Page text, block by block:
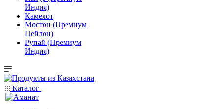
Индия)
Камелот
Мостон (Премиум
Цейлон)
Рупай (Премиум
Индия)
Каталог